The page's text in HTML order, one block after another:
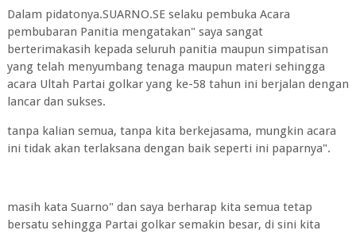
Dalam pidatonya.SUARNO.SE selaku pembuka Acara
pembubaran Panitia mengatakan" saya sangat
berterimakasih kepada seluruh panitia maupun simpatisan
yang telah menyumbang tenaga maupun materi sehingga
acara Ultah Partai golkar yang ke-58 tahun ini berjalan dengan
lancar dan sukses.
tanpa kalian semua, tanpa kita berkejasama, mungkin acara
ini tidak akan terlaksana dengan baik seperti ini paparnya".
masih kata Suarno" dan saya berharap kita semua tetap
bersatu sehingga Partai golkar semakin besar, di sini kita